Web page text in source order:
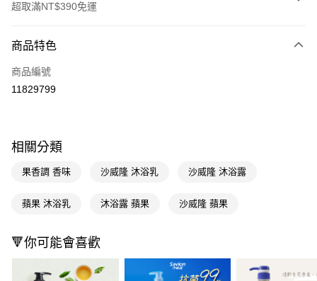
超取滿NT$390免運
POYA支付
信用卡一次付款
悠遊付
Google Pay
AFTEE先享後付
商品特色
商品編號
11829799
相關分類
果香調 香味 沙威隆 沐浴乳 沙威隆 沐浴露
蘋果 沐浴乳 沐浴露 蘋果 沙威隆 蘋果
🔻你可能會喜歡